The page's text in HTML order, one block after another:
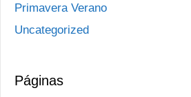
Primavera Verano
Uncategorized
Páginas